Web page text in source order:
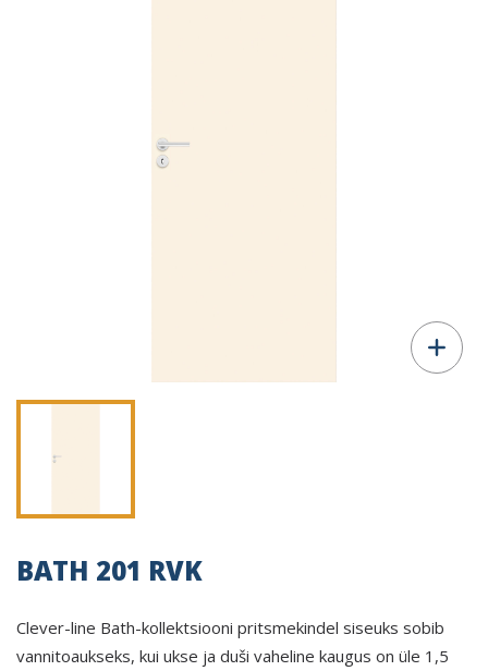
BATH 201 RVK
Clever-line Bath-kollektsiooni pritsmekindel siseuks sobib
vannitoaukseks, kui ukse ja duši vaheline kaugus on üle 1,5